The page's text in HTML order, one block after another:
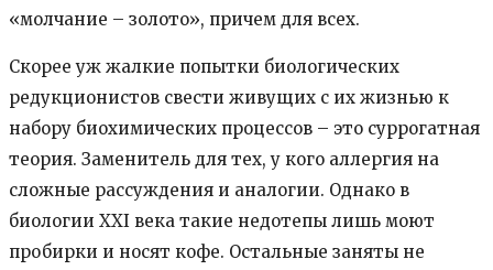
«молчание – золото», причем для всех.
Скорее уж жалкие попытки биологических
редукционистов свести живущих с их жизнью к
набору биохимических процессов – это суррогатная
теория. Заменитель для тех, у кого аллергия на
сложные рассуждения и аналогии. Однако в
биологии ХХI века такие недотепы лишь моют
пробирки и носят кофе. Остальные заняты не